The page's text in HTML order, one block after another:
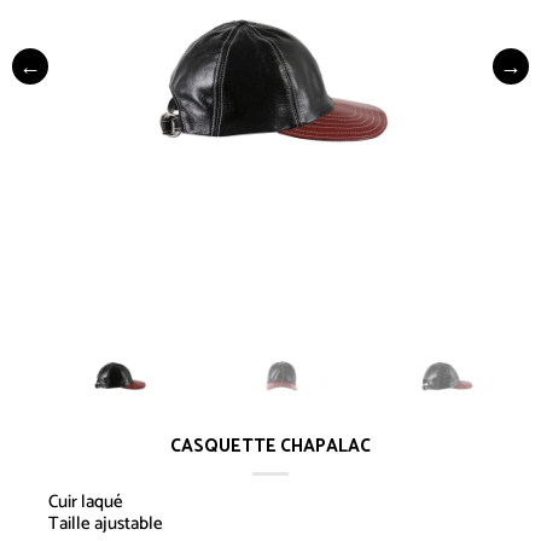
CASQUETTE CHAPALAC
Cuir laqué
Taille ajustable